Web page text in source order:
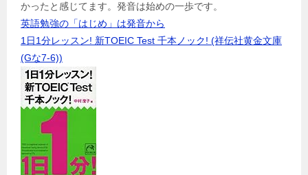
かったと感じてます。発音は始めの一歩です。
英語勉強の「はじめ」は発音から
1日1分レッスン! 新TOEIC Test 千本ノック! (祥伝社黄金文庫
(Gな7-6))